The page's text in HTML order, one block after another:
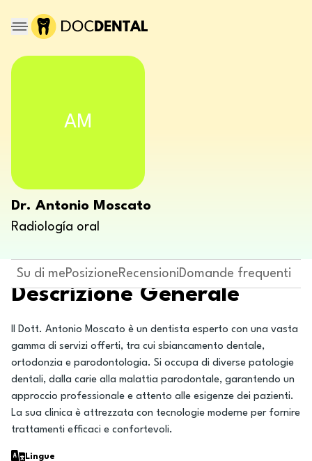
AM
Dr. Antonio Moscato
Radiología oral
Su di mePosizioneRecensioniDomande frequenti
Descrizione Generale
Il Dott. Antonio Moscato è un dentista esperto con una vasta
gamma di servizi offerti, tra cui sbiancamento dentale,
ortodonzia e parodontologia. Si occupa di diverse patologie
dentali, dalla carie alla malattia parodontale, garantendo un
approccio professionale e attento alle esigenze dei pazienti.
La sua clinica è attrezzata con tecnologie moderne per fornire
trattamenti efficaci e confortevoli.
Lingue